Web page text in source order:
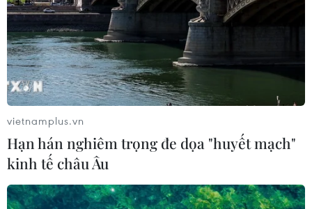
vietnamplus.vn
Hạn hán nghiêm trọng đe dọa "huyết mạch"
kinh tế châu Âu